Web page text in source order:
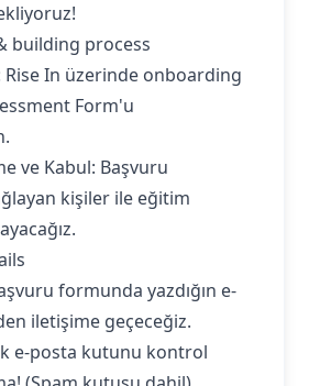
building process
In üzerinde onboarding
Form'u
ve Kabul: Başvuru
kişiler ile eğitim
formunda yazdığın e-
iletişime geçeceğiz.
e-posta kutunu kontrol